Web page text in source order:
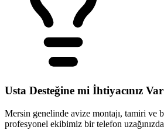
Usta Desteğine mi İhtiyacınız
Mersin genelinde avize montajı, tamiri ve
profesyonel ekibimiz bir telefon